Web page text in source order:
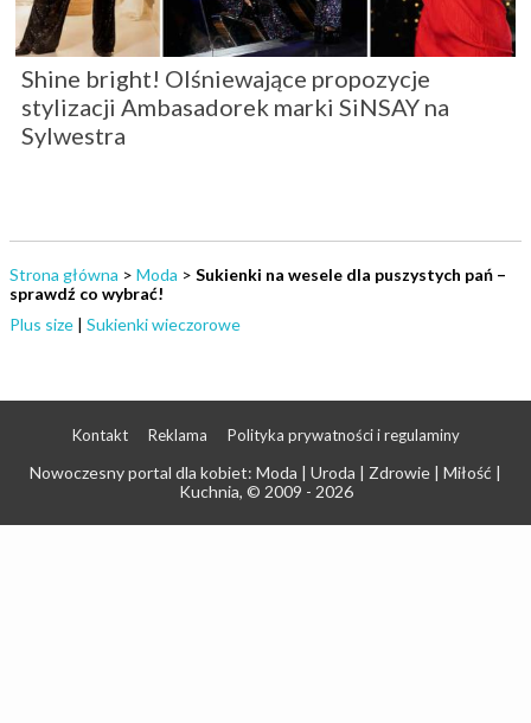
Shine bright! Olśniewające propozycje
stylizacji Ambasadorek marki SiNSAY na
Sylwestra
Strona główna > Moda > Sukienki na wesele dla puszystych pań –
sprawdź co wybrać!
Plus size | Sukienki wieczorowe
Kontakt Reklama Polityka prywatności i regulaminy
Nowoczesny portal dla kobiet: Moda | Uroda | Zdrowie | Miłość |
Kuchnia, © 2009 - 2026